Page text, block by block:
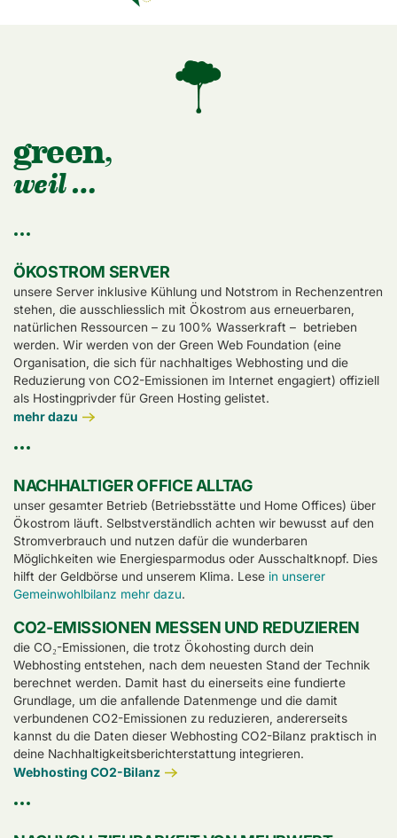
green,
weil …
ÖKOSTROM SERVER
unsere Server inklusive Kühlung und Notstrom in Rechenzentren
stehen, die ausschliesslich mit Ökostrom aus erneuerbaren,
natürlichen Ressourcen – zu 100% Wasserkraft – betrieben
werden. Wir werden von der Green Web Foundation (eine
Organisation, die sich für nachhaltiges Webhosting und die
Reduzierung von CO2-Emissionen im Internet engagiert) offiziell
als Hostingprivder für Green Hosting gelistet.
mehr dazu
NACHHALTIGER OFFICE ALLTAG
unser gesamter Betrieb (Betriebsstätte und Home Offices) über
Ökostrom läuft. Selbstverständlich achten wir bewusst auf den
Stromverbrauch und nutzen dafür die wunderbaren
Möglichkeiten wie Energiesparmodus oder Ausschaltknopf. Dies
hilft der Geldbörse und unserem Klima. Lese in unserer
Gemeinwohlbilanz mehr dazu.
CO2-EMISSIONEN MESSEN UND REDUZIEREN
die CO₂-Emissionen, die trotz Ökohosting durch dein
Webhosting entstehen, nach dem neuesten Stand der Technik
berechnet werden. Damit hast du einerseits eine fundierte
Grundlage, um die anfallende Datenmenge und die damit
verbundenen CO2-Emissionen zu reduzieren, andererseits
kannst du die Daten dieser Webhosting CO2-Bilanz praktisch in
deine Nachhaltigkeitsberichterstattung integrieren.
Webhosting CO2-Bilanz